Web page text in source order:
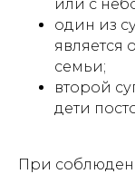
или с
один из
является
семьи;
второй
дети
При